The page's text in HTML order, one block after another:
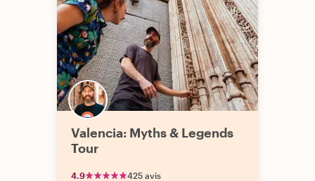
Valencia: Myths & Legends
Tour
4.9 425 avis